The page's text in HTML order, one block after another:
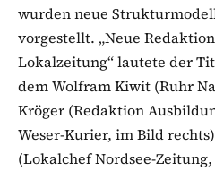
wurden neue
vorgestellt. „Neue
Lokalzeitung“ lautete der
dem Wolfram Kiwit (Ruhr
Kröger (Redaktion
Weser-Kurier, im Bild
(Lokalchef Nordsee-